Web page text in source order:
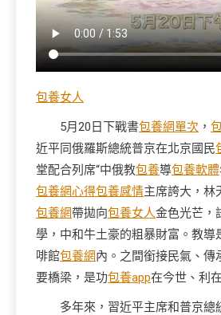
包養女人
5月20日下戰書包養網單次 ，
近平同俄羅斯總統普京在北京國民
堂配合列席“中俄教包養導包養軟體
包養網心得包養感情主席誇大，林
包養網帶拋向包養女人金色光芒，
學，中和牛土豪的粗暴財富。教導
啡館包養網內。之間銜接民氣、傳
要橋梁，是功包養app在今世、利
多年來，習近平主席和普京總